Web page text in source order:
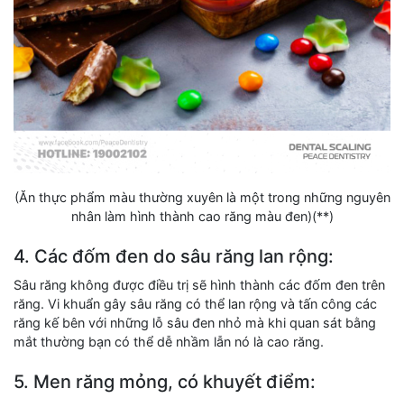
(Ăn thực phẩm màu thường xuyên là một trong những nguyên
nhân làm hình thành cao răng màu đen)(**)
4. Các đốm đen do sâu răng lan rộng:
Sâu răng không được điều trị sẽ hình thành các đốm đen trên
răng. Vi khuẩn gây sâu răng có thể lan rộng và tấn công các
răng kế bên với những lỗ sâu đen nhỏ mà khi quan sát bằng
mắt thường bạn có thể dễ nhầm lẫn nó là cao răng.
5. Men răng mỏng, có khuyết điểm: